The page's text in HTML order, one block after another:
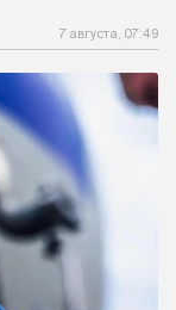
7 августа, 07:49